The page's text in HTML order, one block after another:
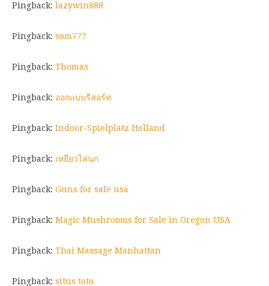
Pingback: lazywin888
Pingback: som777
Pingback: Thomas
Pingback: ออกแบบรีสอร์ท
Pingback: Indoor-Spielplatz Holland
Pingback: เหยี่ยวไล่นก
Pingback: Guns for sale usa
Pingback: Magic Mushrooms for Sale in Oregon USA
Pingback: Thai Massage Manhattan
Pingback: situs toto